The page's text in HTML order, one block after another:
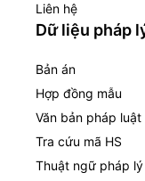
Liên hệ
Dữ liệu pháp
Bản án
Hợp đồng mẫu
Văn bản pháp luật
Tra cứu mã HS
Thuật ngữ pháp lý